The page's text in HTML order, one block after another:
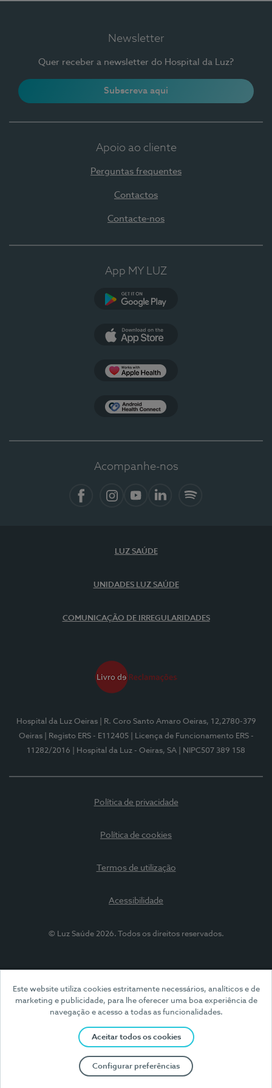
Este website utiliza cookies estritamente necessários, analíticos e de
marketing e publicidade, para lhe oferecer uma boa experiência de
navegação e acesso a todas as funcionalidades.
Aceitar todos os cookies
Configurar preferências
Newsletter
Quer receber a newsletter do Hospital da Luz?
Subscreva aqui
Apoio ao cliente
Perguntas frequentes
Contactos
Contacte-nos
App MY LUZ
Acompanhe-nos
LUZ SAÚDE
UNIDADES LUZ SAÚDE
COMUNICAÇÃO DE IRREGULARIDADES
Hospital da Luz Oeiras
| R. Coro Santo Amaro Oeiras, 12,2780-379
Oeiras
| Registo ERS - E112405
| Licença de Funcionamento ERS -
11282/2016
| Hospital da Luz - Oeiras, SA | NIPC507 389 158
Política de privacidade
Política de cookies
Termos de utilização
Acessibilidade
© Luz Saúde 2026. Todos os direitos reservados.